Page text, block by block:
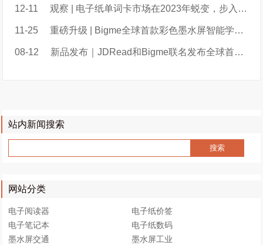
12-11 观察 | 电子纸单词卡市场在2023年蜕变，步入2.0阶段；百词斩超过喵喵机暂列第一
11-25 重磅升级 | Bigme全球首款彩色墨水屏智能学练本B2重磅升级新增大量实用功能
08-12 新品发布｜JDRead和Bigme联名发布全球首款彩色墨水屏智能学练本B2
站内新闻搜索
网站分类
电子阅读器
电子纸价签
电子笔记本
电子纸数码
墨水屏交通
墨水屏工业